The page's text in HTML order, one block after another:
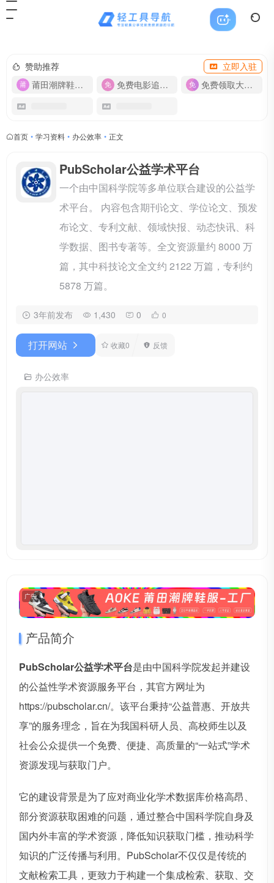
赞助推荐
立即入驻
莆田潮牌鞋服-货源
免费电影追剧APP 免费领取大流量卡【500G】
首页 • 学习资料 • 办公效率 • 正文
PubScholar公益学术平台
一个由中国科学院等多单位联合建设的公益学
术平台。 内容包含期刊论文、学位论文、预发
布论文、专利文献、领域快报、动态快讯、科
学数据、图书专著等。全文资源量约 8000 万
篇，其中科技论文全文约 2122 万篇，专利约
5878 万篇。
3年前发布 1,430 0 0
打开网站 收藏0 反馈
办公效率
广告
产品简介
PubScholar公益学术平台是由中国科学院发起并建设
的公益性学术资源服务平台，其官方网址为
https://pubscholar.cn/。该平台秉持“公益普惠、开放共
享”的服务理念，旨在为我国科研人员、高校师生以及
社会公众提供一个免费、便捷、高质量的“一站式”学术
资源发现与获取门户。
它的建设背景是为了应对商业化学术数据库价格高昂、
部分资源获取困难的问题，通过整合中国科学院自身及
国内外丰富的学术资源，降低知识获取门槛，推动科学
知识的广泛传播与利用。PubScholar不仅仅是传统的
文献检索工具，更致力于构建一个集成检索、获取、交